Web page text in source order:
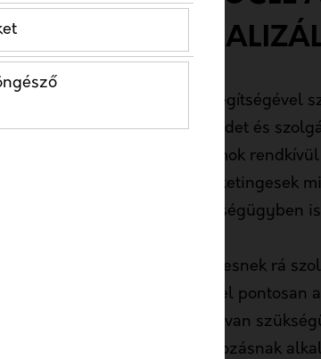
PPC hirdetések segítségével
mutathatod be termékeidet és
miatt ezek az online reklámok
így nem csoda, hogy marketingesek
többek között az egészségügyben
pácienseid az interneten keresnek rá
reklámok segítségével pontosan
amikor orvosi segítségre van
minden egészségügyi vállalkozásnak